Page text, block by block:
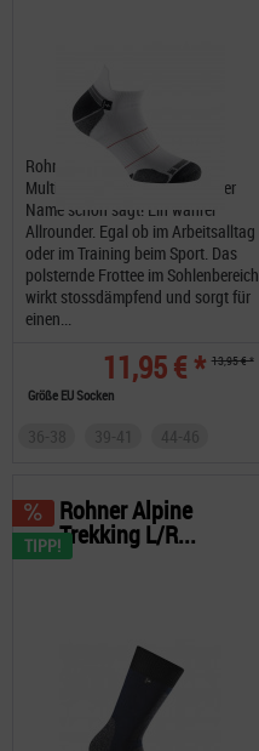
Rohner Allround Sneaker L/R
Multifunktionssocken Wie es der
Name schon sagt! Ein wahrer
Allrounder. Egal ob im Arbeitsalltag
oder im Training beim Sport. Das
polsternde Frottee im Sohlenbereich
wirkt stossdämpfend und sorgt für
einen...
11,95 € * 13,95 € *
Größe EU Socken
TIPP!
Rohner Alpine
Trekking L/R...